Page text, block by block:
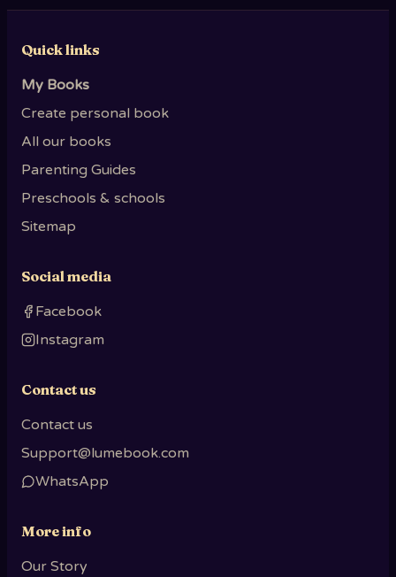
Quick links
My Books
Create personal book
All our books
Parenting Guides
Preschools & schools
Sitemap
Social media
Facebook
Instagram
Contact us
Contact us
Support@lumebook.com
WhatsApp
More info
Our Story